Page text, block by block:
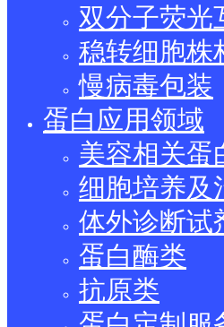
双分子荧光
稳转细胞株
慢病毒包装
蛋白应用领域
美容相关蛋
细胞培养及
体外诊断试
蛋白酶类
抗原类